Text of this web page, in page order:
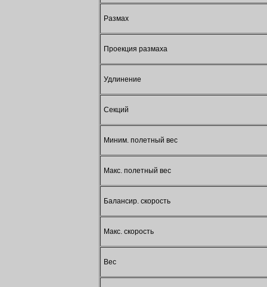
Размах
Проекция размаха
Удлинение
Секций
Миним. полетный вес
Макс. полетный вес
Балансир. скорость
Макс. скорость
Вес